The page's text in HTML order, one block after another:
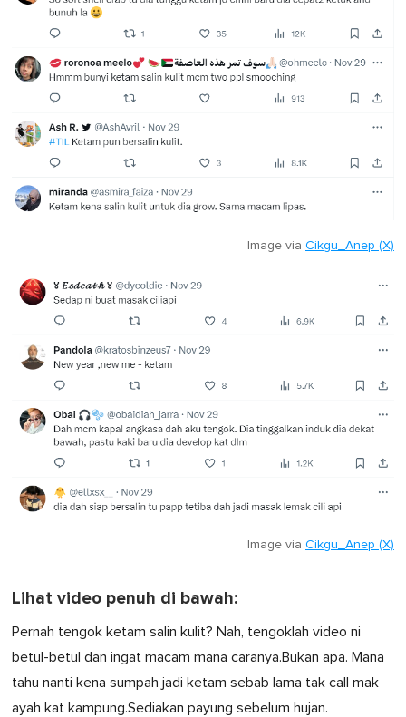
Image via Cikgu_Anep (X)
Image via Cikgu_Anep (X)
Lihat video penuh di bawah:
Pernah tengok ketam salin kulit? Nah, tengoklah video ni
betul-betul dan ingat macam mana caranya.Bukan apa. Mana
tahu nanti kena sumpah jadi ketam sebab lama tak call mak
ayah kat kampung.Sediakan payung sebelum hujan.